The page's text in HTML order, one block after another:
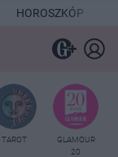
HOROSZKÓP
TAROT
GLAMOUR
20